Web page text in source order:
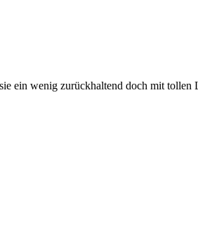
ein wenig zurückhaltend doch mit tollen